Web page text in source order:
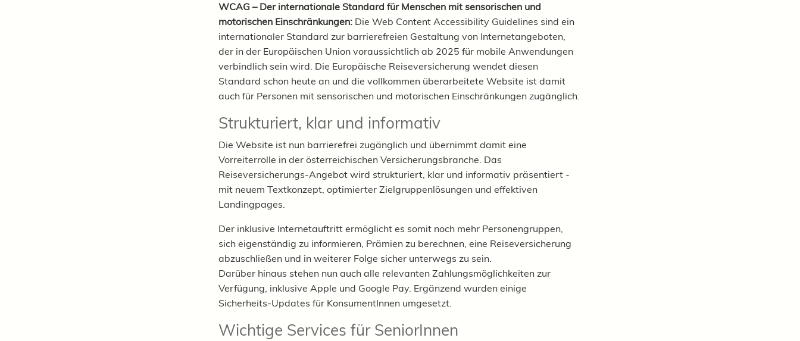
WCAG – Der internationale Standard für Menschen mit sensorischen und
motorischen Einschränkungen: Die Web Content Accessibility Guidelines sind ein
internationaler Standard zur barrierefreien Gestaltung von Internetangeboten,
der in der Europäischen Union voraussichtlich ab 2025 für mobile Anwendungen
verbindlich sein wird. Die Europäische Reiseversicherung wendet diesen
Standard schon heute an und die vollkommen überarbeitete Website ist damit
auch für Personen mit sensorischen und motorischen Einschränkungen zugänglich.
Strukturiert, klar und informativ
Die Website ist nun barrierefrei zugänglich und übernimmt damit eine
Vorreiterrolle in der österreichischen Versicherungsbranche. Das
Reiseversicherungs-Angebot wird strukturiert, klar und informativ präsentiert -
mit neuem Textkonzept, optimierter Zielgruppenlösungen und effektiven
Landingpages.
Der inklusive Internetauftritt ermöglicht es somit noch mehr Personengruppen,
sich eigenständig zu informieren, Prämien zu berechnen, eine Reiseversicherung
abzuschließen und in weiterer Folge sicher unterwegs zu sein.
Darüber hinaus stehen nun auch alle relevanten Zahlungsmöglichkeiten zur
Verfügung, inklusive Apple und Google Pay. Ergänzend wurden einige
Sicherheits-Updates für KonsumentInnen umgesetzt.
Wichtige Services für SeniorInnen